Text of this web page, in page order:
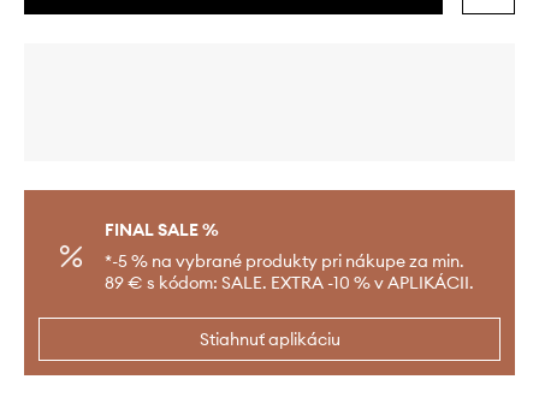
FINAL SALE %
*-5 % na vybrané produkty pri nákupe za min.
89 € s kódom: SALE. EXTRA -10 % v APLIKÁCII.
Stiahnuť aplikáciu